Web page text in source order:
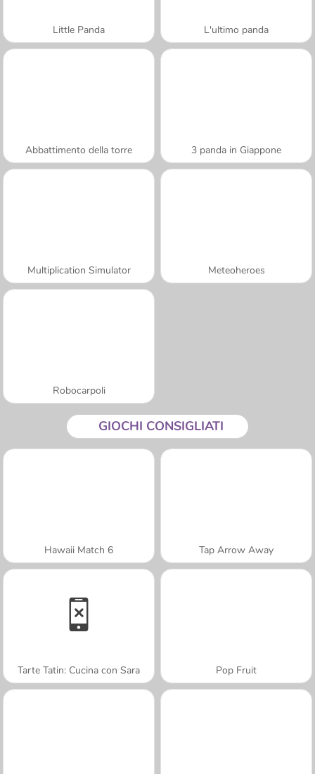
Little Panda L'ultimo panda
Abbattimento della torre 3 panda in Giappone
Multiplication Simulator Meteoheroes
Robocarpoli
GIOCHI CONSIGLIATI
Hawaii Match 6 Tap Arrow Away
Tarte Tatin: Cucina con Sara Pop Fruit